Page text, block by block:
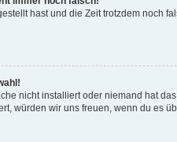
hast und die Zeit trotzdem noch
nicht installiert oder niemand hat
würden wir uns freuen, wenn du es